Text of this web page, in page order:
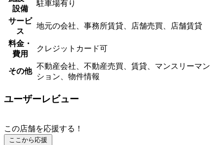
設備
駐車場有り
サービ
ス
地元の会社、事務所賃貸、店舗売買、店舗賃貸
料金・
費用
クレジットカード可
その他
不動産会社、不動産売買、賃貸、マンスリーマン
ション、物件情報
ユーザーレビュー
この店舗を応援する！
ここから応援